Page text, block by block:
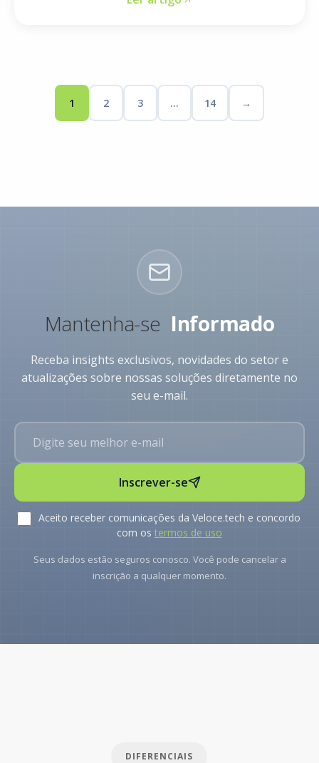
1 2 3 … 14 →
Mantenha-se Informado
Receba insights exclusivos, novidades do setor e
atualizações sobre nossas soluções diretamente no
seu e-mail.
Inscrever-se
Aceito receber comunicações da Veloce.tech e concordo
com os termos de uso
Seus dados estão seguros conosco. Você pode cancelar a
inscrição a qualquer momento.
DIFERENCIAIS